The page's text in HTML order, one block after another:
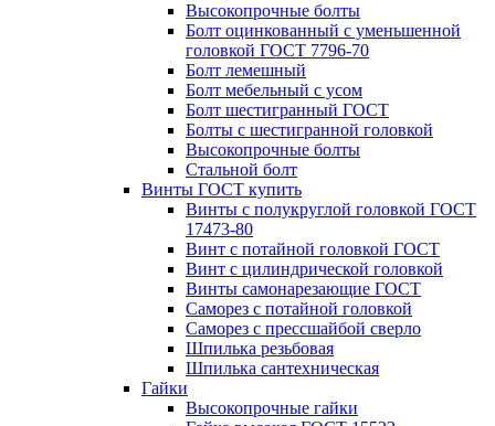
Высокопрочные болты
Болт оцинкованный с уменьшенной
головкой ГОСТ 7796-70
Болт лемешный
Болт мебельный с усом
Болт шестигранный ГОСТ
Болты с шестигранной головкой
Высокопрочные болты
Стальной болт
Винты ГОСТ купить
Винты с полукруглой головкой ГОСТ
17473-80
Винт с потайной головкой ГОСТ
Винт с цилиндрической головкой
Винты самонарезающие ГОСТ
Саморез с потайной головкой
Саморез с прессшайбой сверло
Шпилька резьбовая
Шпилька сантехническая
Гайки
Высокопрочные гайки